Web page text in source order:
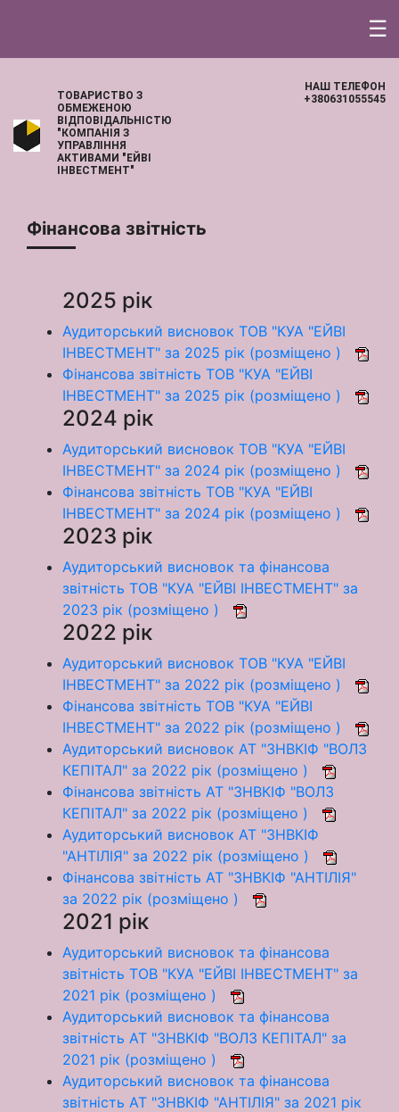
☰
ТОВАРИСТВО З
ОБМЕЖЕНОЮ
ВІДПОВІДАЛЬНІСТЮ
"КОМПАНІЯ З
УПРАВЛІННЯ
АКТИВАМИ "ЕЙВІ
ІНВЕСТМЕНТ"
НАШ ТЕЛЕФОН
+380631055545
Фінансова звітність
2025 рік
Аудиторський висновок ТОВ "КУА "ЕЙВІ
ІНВЕСТМЕНТ" за 2025 рік (розміщено )
Фінансова звітність ТОВ "КУА "ЕЙВІ
ІНВЕСТМЕНТ" за 2025 рік (розміщено )
2024 рік
Аудиторський висновок ТОВ "КУА "ЕЙВІ
ІНВЕСТМЕНТ" за 2024 рік (розміщено )
Фінансова звітність ТОВ "КУА "ЕЙВІ
ІНВЕСТМЕНТ" за 2024 рік (розміщено )
2023 рік
Аудиторський висновок та фінансова
звітність ТОВ "КУА "ЕЙВІ ІНВЕСТМЕНТ" за
2023 рік (розміщено )
2022 рік
Аудиторський висновок ТОВ "КУА "ЕЙВІ
ІНВЕСТМЕНТ" за 2022 рік (розміщено )
Фінансова звітність ТОВ "КУА "ЕЙВІ
ІНВЕСТМЕНТ" за 2022 рік (розміщено )
Аудиторський висновок АТ "ЗНВКІФ "ВОЛЗ
КЕПІТАЛ" за 2022 рік (розміщено )
Фінансова звітність АТ "ЗНВКІФ "ВОЛЗ
КЕПІТАЛ" за 2022 рік (розміщено )
Аудиторський висновок АТ "ЗНВКІФ
"АНТІЛІЯ" за 2022 рік (розміщено )
Фінансова звітність АТ "ЗНВКІФ "АНТІЛІЯ"
за 2022 рік (розміщено )
2021 рік
Аудиторський висновок та фінансова
звітність ТОВ "КУА "ЕЙВІ ІНВЕСТМЕНТ" за
2021 рік (розміщено )
Аудиторський висновок та фінансова
звітність АТ "ЗНВКІФ "ВОЛЗ КЕПІТАЛ" за
2021 рік (розміщено )
Аудиторський висновок та фінансова
звітність АТ "ЗНВКІФ "АНТІЛІЯ" за 2021 рік